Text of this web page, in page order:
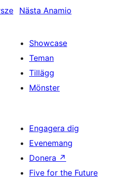
Nästa Anamio
Showcase
Teman
Tillägg
Mönster
Engagera dig
Evenemang
Donera ↗
Five for the Future